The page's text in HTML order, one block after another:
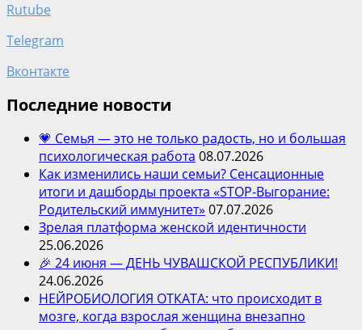
Rutube
Telegram
Вконтакте
Последние новости
💗 Семья — это не только радость, но и большая
психологическая работа 08.07.2026
Как изменились наши семьи? Сенсационные
итоги и дашборды проекта «STOP-Выгорание:
Родительский иммунитет» 07.07.2026
Зрелая платформа женской идентичности
25.06.2026
🎉 24 июня — ДЕНЬ ЧУВАШСКОЙ РЕСПУБЛИКИ!
24.06.2026
НЕЙРОБИОЛОГИЯ ОТКАТА: что происходит в
мозге, когда взрослая женщина внезапно